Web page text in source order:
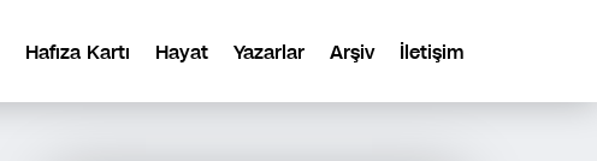
Hafıza Kartı Hayat Yazarlar Arşiv İletişim